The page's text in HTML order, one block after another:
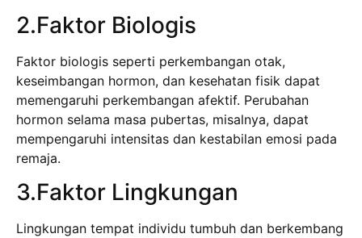
2.Faktor Biologis
Faktor biologis seperti perkembangan otak,
keseimbangan hormon, dan kesehatan fisik dapat
memengaruhi perkembangan afektif. Perubahan
hormon selama masa pubertas, misalnya, dapat
mempengaruhi intensitas dan kestabilan emosi pada
remaja.
3.Faktor Lingkungan
Lingkungan tempat individu tumbuh dan berkembang